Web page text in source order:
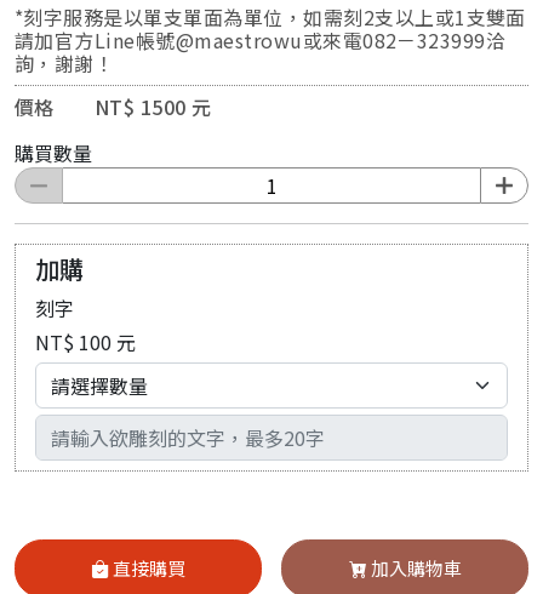
*刻字服務是以單支單面為單位，如需刻2支以上或1支雙面
請加官方Line帳號@maestrowu或來電082－323999洽
詢，謝謝！
價格 NT$ 1500 元
購買數量
加購
刻字
NT$ 100 元
輸入文字
直接購買 加入購物車